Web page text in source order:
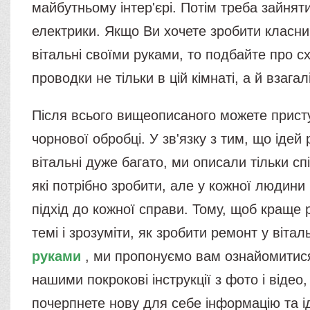
майбутньому інтер'єрі. Потім треба
електрики. Якщо Ви хочете зробити
вітальні своїми руками, то подбайте про
проводки не тільки в цій кімнаті, а й
Після всього вищеописаного можете
чорнової обробці. У зв'язку з тим, що
вітальні дуже багато, ми описали тільки
які потрібно зробити, але у кожної людини
підхід до кожної справи. Тому, щоб краще
темі і зрозуміти, як зробити ремонт у
руками , ми пропонуємо вам
нашими покрокові інструкції з фото і
почерпнете нову для себе інформацію та